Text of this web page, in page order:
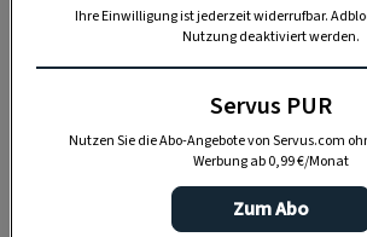
Traunseesprichwörtlich die Zeit
hat das der Vater gemacht, jetzt
Sein weibliches Pendant findet
Neukirchen. Hier stellt
gemeinsam mit ihrer Mutter unter
erste Dirndl aus Hirschleder her.
Ihre Einwilligung ist jederzeit widerrufbar.
Nutzung deaktiviert werden.
Servus PUR
Nutzen Sie die Abo-Angebote von Servus.com
Werbung ab 0,99 €/Monat
Zum Abo